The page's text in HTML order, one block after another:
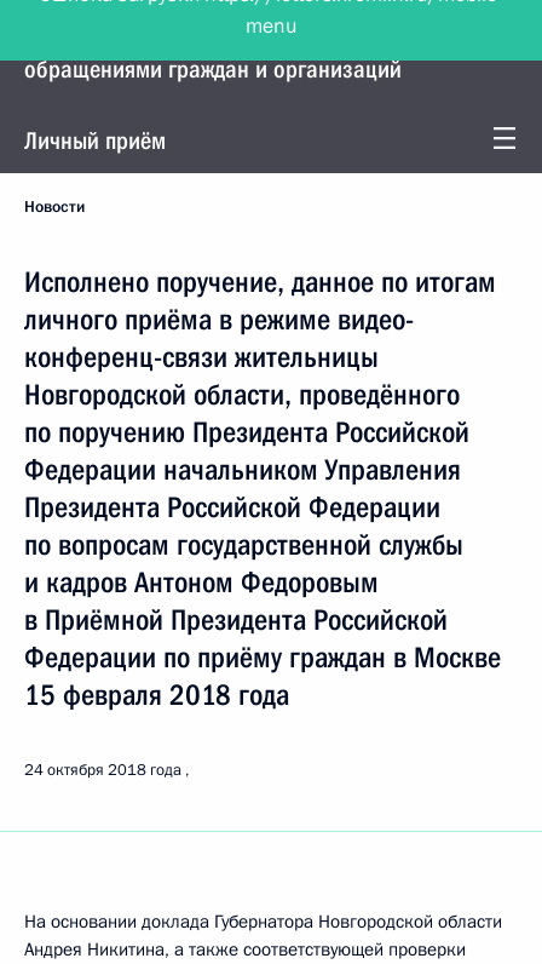
Управление Президента по работе с
обращениями граждан и организаций
Личный приём
Новости
Исполнено поручение, данное по итогам
личного приёма в режиме видео-
конференц-связи жительницы
Новгородской области, проведённого
по поручению Президента Российской
Федерации начальником Управления
Президента Российской Федерации
по вопросам государственной службы
и кадров Антоном Федоровым
в Приёмной Президента Российской
Федерации по приёму граждан в Москве
15 февраля 2018 года
24 октября 2018 года
На основании доклада Губернатора Новгородской области
Андрея Никитина, а также соответствующей проверки
menu